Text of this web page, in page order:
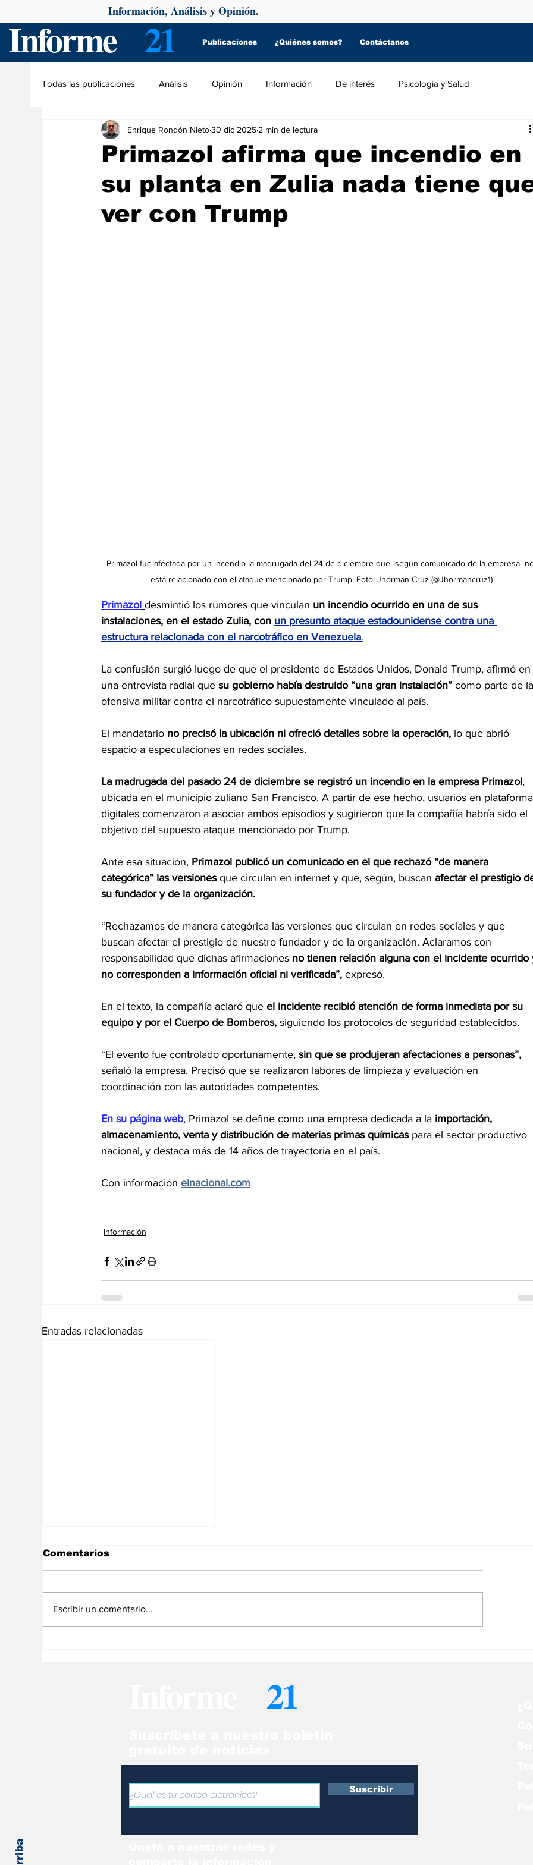
Informe 21 Publicaciones ¿Quiénes somos? Contáctanos
Información, Análisis y Opinión.
Todas las publicaciones Análisis Opinión Información De interés Psicología y Salud
Primazol afirma que incendio en
su planta en Zulia nada tiene
ver con Trump
Enrique Rondón Nieto30 dic 2025 2 min de lectura
Primazol fue afectada por un incendio la madrugada del 24 de diciembre que -según comunicado de la empresa-
está relacionado con el ataque mencionado por Trump. Foto: Jhorman Cruz (@Jhormancruz1)
Primazol desmintió los rumores que vinculan un incendio ocurrido en una de sus
instalaciones, en el estado Zulia, con un presunto ataque estadounidense contra una
estructura relacionada con el narcotráfico en Venezuela.
La confusión surgió luego de que el presidente de Estados Unidos, Donald Trump, afirmó en
una entrevista radial que su gobierno había destruido “una gran instalación” como parte de
ofensiva militar contra el narcotráfico supuestamente vinculado al país.
El mandatario no precisó la ubicación ni ofreció detalles sobre la operación, lo que abrió
espacio a especulaciones en redes sociales.
La madrugada del pasado 24 de diciembre se registró un incendio en la empresa Primazol,
ubicada en el municipio zuliano San Francisco. A partir de ese hecho, usuarios en
digitales comenzaron a asociar ambos episodios y sugirieron que la compañía habría sido el
objetivo del supuesto ataque mencionado por Trump.
Ante esa situación, Primazol publicó un comunicado en el que rechazó “de manera
categórica” las versiones que circulan en internet y que, según, buscan afectar el prestigio
su fundador y de la organización.
“Rechazamos de manera categórica las versiones que circulan en redes sociales y que
buscan afectar el prestigio de nuestro fundador y de la organización. Aclaramos con
responsabilidad que dichas afirmaciones no tienen relación alguna con el incidente
no corresponden a información oficial ni verificada”, expresó.
En el texto, la compañía aclaró que el incidente recibió atención de forma inmediata por su
equipo y por el Cuerpo de Bomberos, siguiendo los protocolos de seguridad establecidos.
“El evento fue controlado oportunamente, sin que se produjeran afectaciones a personas”,
señaló la empresa. Precisó que se realizaron labores de limpieza y evaluación en
coordinación con las autoridades competentes.
En su página web, Primazol se define como una empresa dedicada a la importación,
almacenamiento, venta y distribución de materias primas químicas para el sector productivo
nacional, y destaca más de 14 años de trayectoria en el país.
Con información elnacional.com
Información
Entradas relacionadas
Comentarios
Escribir un comentario...
21
Suscribir